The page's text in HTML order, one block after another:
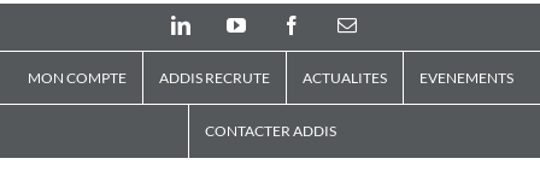
LinkedInYouTube FacebookEmail
MON COMPTE ADDIS RECRUTE ACTUALITES EVENEMENTS
CONTACTER ADDIS